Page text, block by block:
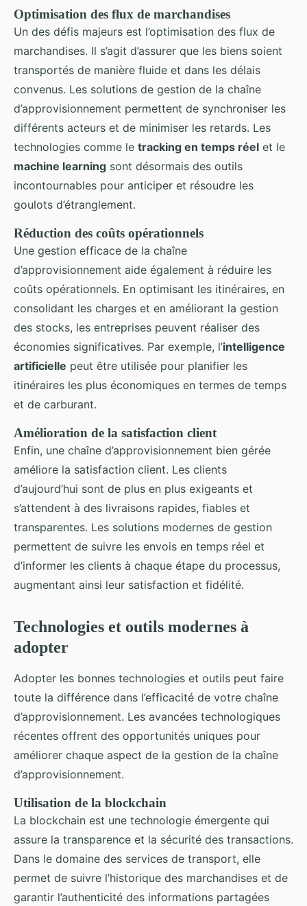
Optimisation des flux de marchandises
Un des défis majeurs est l’optimisation des flux de
marchandises. Il s’agit d’assurer que les biens soient
transportés de manière fluide et dans les délais
convenus. Les solutions de gestion de la chaîne
d’approvisionnement permettent de synchroniser les
différents acteurs et de minimiser les retards. Les
technologies comme le tracking en temps réel et le
machine learning sont désormais des outils
incontournables pour anticiper et résoudre les
goulots d’étranglement.
Réduction des coûts opérationnels
Une gestion efficace de la chaîne
d’approvisionnement aide également à réduire les
coûts opérationnels. En optimisant les itinéraires, en
consolidant les charges et en améliorant la gestion
des stocks, les entreprises peuvent réaliser des
économies significatives. Par exemple, l’intelligence
artificielle peut être utilisée pour planifier les
itinéraires les plus économiques en termes de temps
et de carburant.
Amélioration de la satisfaction client
Enfin, une chaîne d’approvisionnement bien gérée
améliore la satisfaction client. Les clients
d’aujourd’hui sont de plus en plus exigeants et
s’attendent à des livraisons rapides, fiables et
transparentes. Les solutions modernes de gestion
permettent de suivre les envois en temps réel et
d’informer les clients à chaque étape du processus,
augmentant ainsi leur satisfaction et fidélité.
Technologies et outils modernes à
adopter
Adopter les bonnes technologies et outils peut faire
toute la différence dans l’efficacité de votre chaîne
d’approvisionnement. Les avancées technologiques
récentes offrent des opportunités uniques pour
améliorer chaque aspect de la gestion de la chaîne
d’approvisionnement.
Utilisation de la blockchain
La blockchain est une technologie émergente qui
assure la transparence et la sécurité des transactions.
Dans le domaine des services de transport, elle
permet de suivre l’historique des marchandises et de
garantir l’authenticité des informations partagées